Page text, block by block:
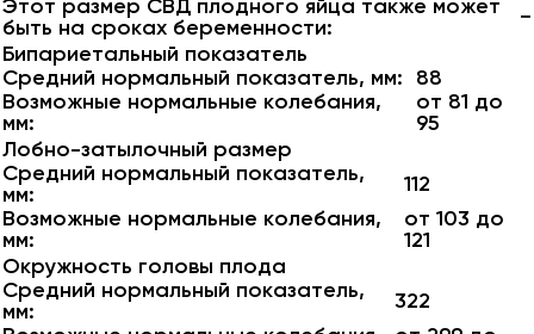
Этот размер СВД плодного яйца также может
быть на сроках беременности:
−
Бипариетальный показатель
Средний нормальный показатель, мм: 88
Возможные нормальные колебания,
мм:
от 81 до
95
Лобно-затылочный размер
Средний нормальный показатель,
мм:
112
Возможные нормальные колебания,
мм:
от 103 до
121
Окружность головы плода
Средний нормальный показатель,
мм:
322